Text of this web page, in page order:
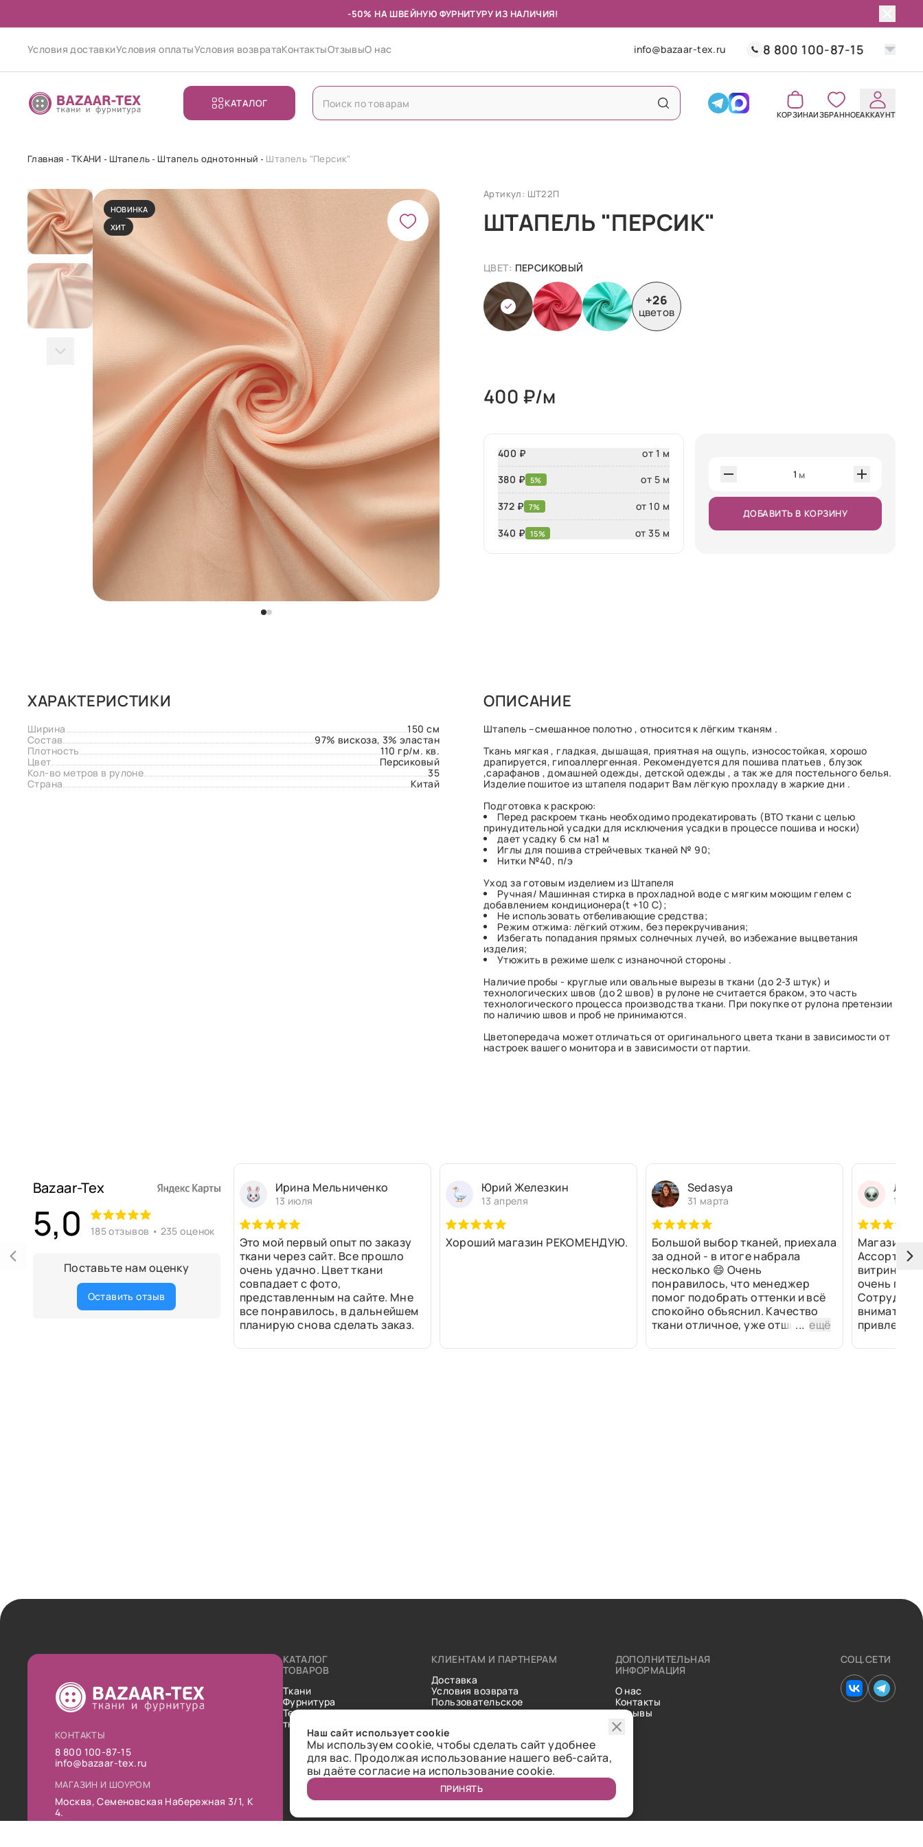
-50% НА ШВЕЙНУЮ ФУРНИТУРУ ИЗ НАЛИЧИЯ!
Условия доставкиУсловия оплатыУсловия возвратаКонтактыОтзывыО нас info@bazaar-tex.ru 8 800 100-87-15
КАТАЛОГ
КОРЗИНАИЗБРАННОЕАККАУНТ
Главная ТКАНИ Штапель Штапель однотонный Штапель "Персик"
НОВИНКА
ХИТ
Артикул: ШТ22П
ШТАПЕЛЬ "ПЕРСИК"
ЦВЕТ: ПЕРСИКОВЫЙ
+26
цветов
400 ₽/м
400 ₽
от 1 м
380 ₽ 5% от 5 м
372 ₽ 7% от 10 м
340 ₽ 15% от 35 м
1 м
ДОБАВИТЬ В КОРЗИНУ
ХАРАКТЕРИСТИКИ
Ширина
150 см
Состав
97% вискоза, 3% эластан
Плотность
110 гр/м. кв.
Цвет
Персиковый
Кол-во метров в рулоне
35
Страна
Китай
ОПИСАНИЕ
Штапель –смешанное полотно , относится к лёгким тканям .
Ткань мягкая , гладкая, дышащая, приятная на ощупь, износостойкая, хорошо
драпируется, гипоаллергенная. Рекомендуется для пошива платьев , блузок
,сарафанов , домашней одежды, детской одежды , а так же для постельного белья.
Изделие пошитое из штапеля подарит Вам лёгкую прохладу в жаркие дни .
Подготовка к раскрою:
Перед раскроем ткань необходимо продекатировать (ВТО ткани с целью
принудительной усадки для исключения усадки в процессе пошива и носки)
дает усадку 6 см на1 м
Иглы для пошива стрейчевых тканей № 90;
Нитки №40, п/э
Уход за готовым изделием из Штапеля
Ручная/ Машинная стирка в прохладной воде с мягким моющим гелем с
добавлением кондиционера(t +10 C);
Не использовать отбеливающие средства;
Режим отжима: лёгкий отжим, без перекручивания;
Избегать попадания прямых солнечных лучей, во избежание выцветания
изделия;
Утюжить в режиме шелк с изнаночной стороны .
Наличие пробы - круглые или овальные вырезы в ткани (до 2-3 штук) и
технологических швов (до 2 швов) в рулоне не считается браком, это часть
технологического процесса производства ткани. При покупке от рулона претензии
по наличию швов и проб не принимаются.
Цветопередача может отличаться от оригинального цвета ткани в зависимости от
настроек вашего монитора и в зависимости от партии.
Bazaar-Tex
5,0 185 отзывов • 235 оценок
Поставьте нам оценку
Оставить отзыв
Ирина Мельниченко
13 июля
Это мой первый опыт по заказу
ткани через сайт. Все прошло
очень удачно. Цвет ткани
совпадает с фото,
представленным на сайте. Мне
все понравилось, в дальнейшем
планирую снова сделать заказ.
Юрий Железкин
13 апреля
Хороший магазин РЕКОМЕНДУЮ.
Sedasya
31 марта
Большой выбор тканей, приехала
за одной - в итоге набрала
несколько 😄 Очень
понравилось, что менеджер
помог подобрать оттенки и всё
спокойно объяснил. Качество
ткани отличное, уже отшили...ещё
13
Магазин
витринах
очень
привлек
рулоны
КОНТАКТЫ
8 800 100-87-15
info@bazaar-tex.ru
МАГАЗИН И ШОУРОМ
Москва, Семеновская Набережная 3/1, К
4.
КАТАЛОГ
ТОВАРОВ
Ткани
Фурнитура
Технические
ткани
КЛИЕНТАМ И ПАРТНЕРАМ
Доставка
Условия возврата
Пользовательское
соглашение
Статьи
ДОПОЛНИТЕЛЬНАЯ
ИНФОРМАЦИЯ
О нас
Контакты
Отзывы
СОЦ.СЕТИ
Наш сайт использует cookie
Мы используем cookie, чтобы сделать сайт удобнее
для вас. Продолжая использование нашего веб-сайта,
вы даёте согласие на использование cookie.
ПРИНЯТЬ